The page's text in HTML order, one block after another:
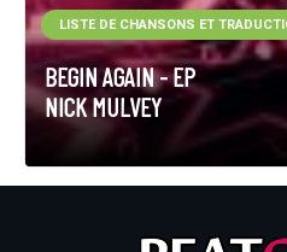
BEGIN AGAIN - EP
NICK MULVEY
LISTE DE CHANSONS ET